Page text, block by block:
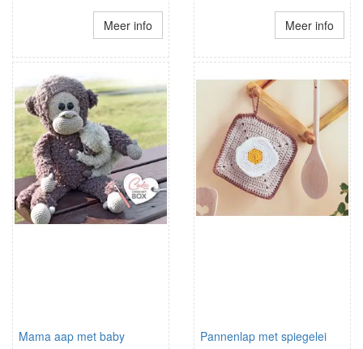
Meer info Meer info
Mama aap met baby Pannenlap met spiegelei